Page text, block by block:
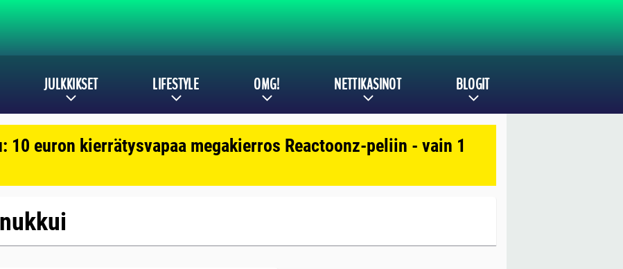
JULKKIKSET LIFESTYLE OMG! NETTIKASINOT BLOGIT
10 euron kierrätysvapaa megakierros Reactoonz-peliin - vain 1